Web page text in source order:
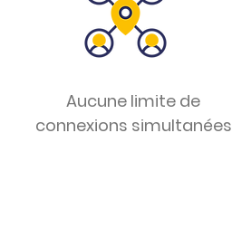
Aucune limite de
connexions simultanées